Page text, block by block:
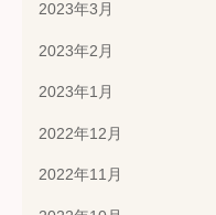
2023年3月
2023年2月
2023年1月
2022年12月
2022年11月